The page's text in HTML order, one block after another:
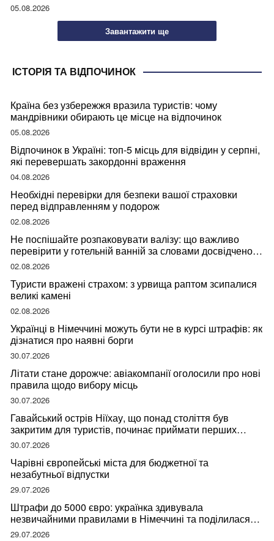
05.08.2026
Завантажити ще
ІСТОРІЯ ТА ВІДПОЧИНОК
Країна без узбережжя вразила туристів: чому
мандрівники обирають це місце на відпочинок
05.08.2026
Відпочинок в Україні: топ-5 місць для відвідин у серпні,
які перевершать закордонні враження
04.08.2026
Необхідні перевірки для безпеки вашої страховки
перед відправленням у подорож
02.08.2026
Не поспішайте розпаковувати валізу: що важливо
перевірити у готельній ванній за словами досвідченої
мандрівниці
02.08.2026
Туристи вражені страхом: з урвища раптом зсипалися
великі камені
02.08.2026
Українці в Німеччині можуть бути не в курсі штрафів: як
дізнатися про наявні борги
30.07.2026
Літати стане дорожче: авіакомпанії оголосили про нові
правила щодо вибору місць
30.07.2026
Гавайський острів Ніїхау, що понад століття був
закритим для туристів, починає приймати перших
відвідувачів
30.07.2026
Чарівні європейські міста для бюджетної та
незабутньої відпустки
29.07.2026
Штрафи до 5000 євро: українка здивувала
незвичайними правилами в Німеччині та поділилася
правдою
29.07.2026